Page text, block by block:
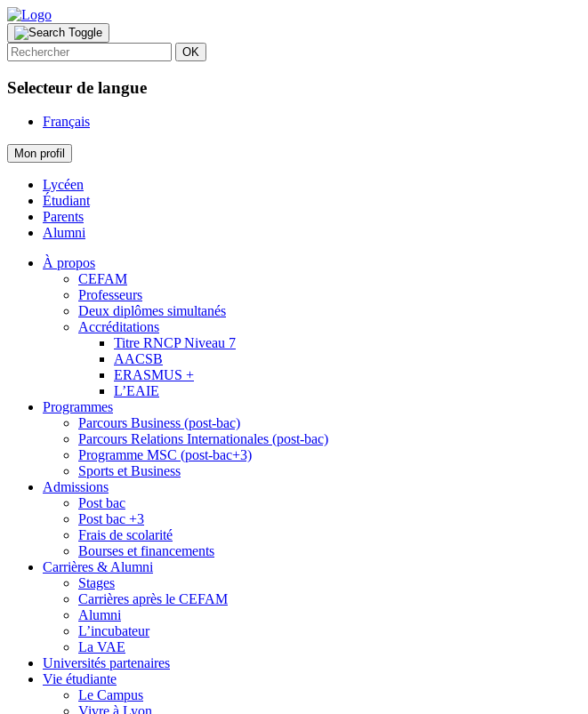
OK
Selecteur de langue
Français
Mon profil
Lycéen
Étudiant
Parents
Alumni
À propos
CEFAM
Professeurs
Deux diplômes simultanés
Accréditations
Titre RNCP Niveau 7
AACSB
ERASMUS +
L’EAIE
Programmes
Parcours Business (post-bac)
Parcours Relations Internationales (post-bac)
Programme MSC (post-bac+3)
Sports et Business
Admissions
Post bac
Post bac +3
Frais de scolarité
Bourses et financements
Carrières & Alumni
Stages
Carrières après le CEFAM
Alumni
L’incubateur
La VAE
Universités partenaires
Vie étudiante
Le Campus